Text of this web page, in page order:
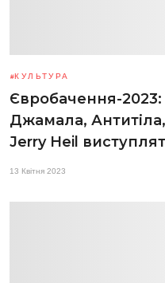
КУЛЬТУРА
Євробачення-2023:
Джамала,
Jerry Heil
13 Квітня 2023